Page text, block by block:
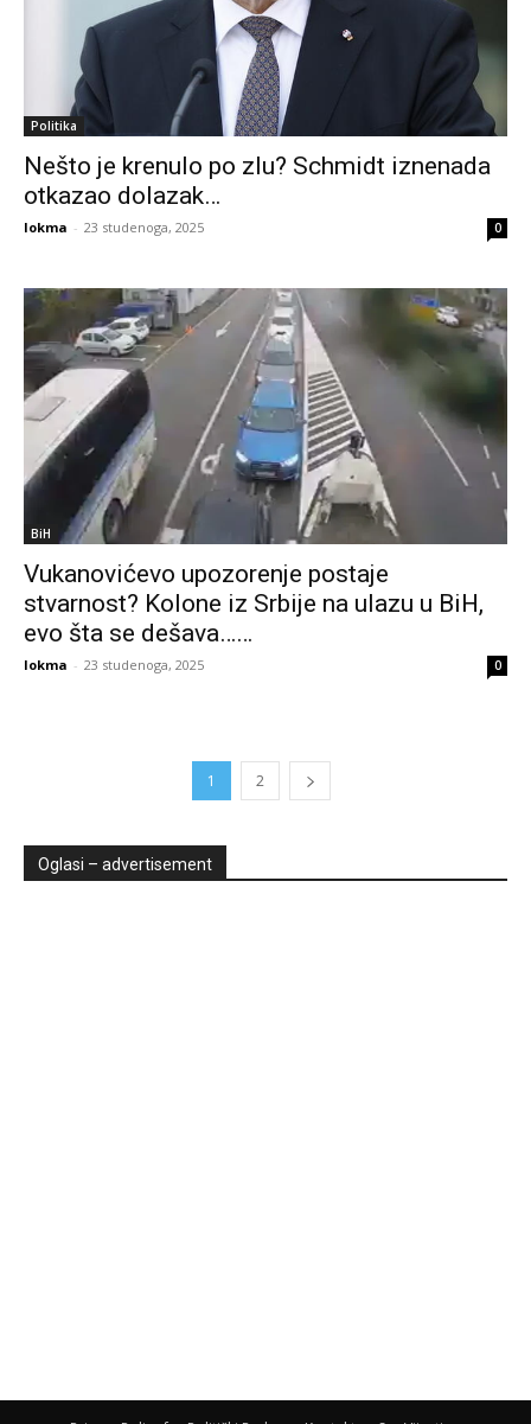
Politika
Nešto je krenulo po zlu? Schmidt iznenada
otkazao dolazak…
lokma - 23 studenoga, 2025 0
BiH
Vukanovićevo upozorenje postaje
stvarnost? Kolone iz Srbije na ulazu u BiH,
evo šta se dešava……
lokma - 23 studenoga, 2025 0
1 2
Oglasi – advertisement